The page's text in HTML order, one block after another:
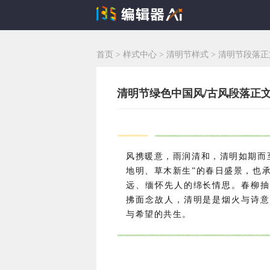
首页 > 样式中心 > 清明节样式 > 清明节段落
清明节绿色中国风/古风段落正
风携暖意，雨润清和，清明如期而
地明、草木新生”的春日盛景，也
远、缅怀先人的绵长情思。春柳
拂面念故人，清明是是烟火与诗
与希望的共生。